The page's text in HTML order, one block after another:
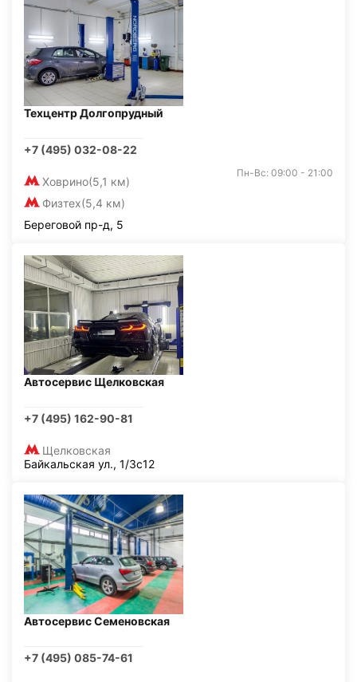
Техцентр Долгопрудный
+7 (495) 032-08-22
Ховрино(5,1 км)
Физтех(5,4 км)
Пн-Вс: 09:00 - 21:00
Береговой пр-д, 5
Автосервис Щелковская
+7 (495) 162-90-81
Щелковская
Байкальская ул., 1/3с12
Автосервис Семеновская
+7 (495) 085-74-61